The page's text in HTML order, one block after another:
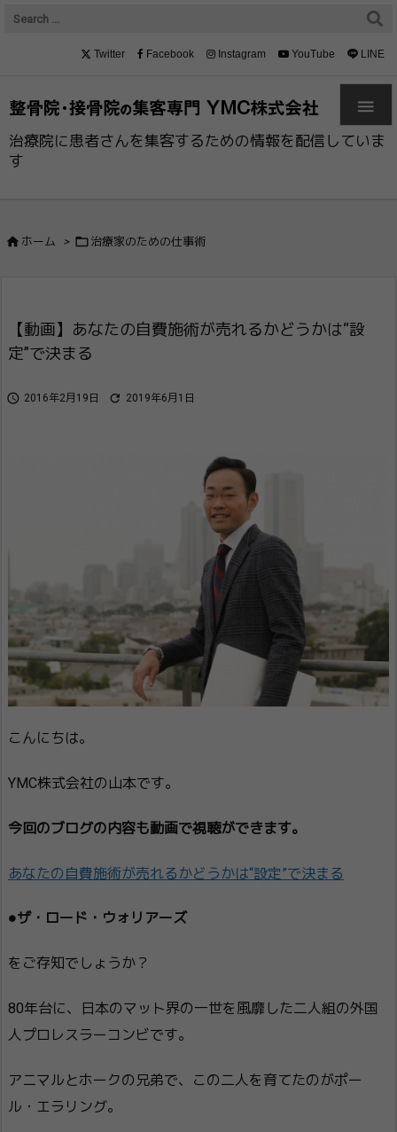
治療院に患者さんを集客するための情報を配信していま
す

Twitter Facebook Instagram YouTube LINE
 ホーム >  治療家のための仕事術
【動画】あなたの自費施術が売れるかどうか​は“設
定”で決まる
 2016年2月19日  2019年6月1日
こんにちは。
YMC株式会社の山本です。
今回のブログの内容も動画で視聴ができます。
あなたの自費施術が売れるかどうか​は“設定”で決まる
●ザ・ロード・ウォリアーズ
をご存知でしょうか？
80年台に、日本のマット界の一世を風靡した二人組の外国
人プロレスラーコンビです。
アニマルとホークの兄弟で、この二人を育てたのがポー
ル・エラリング。